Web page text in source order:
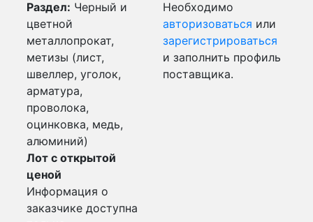
Раздел: Черный и
цветной
металлопрокат,
метизы (лист,
швеллер, уголок,
арматура,
проволока,
оцинковка, медь,
алюминий)
Лот с открытой
ценой
Информация о
заказчике доступна
Необходимо
авторизоваться или
зарегистрироваться
и заполнить профиль
поставщика.